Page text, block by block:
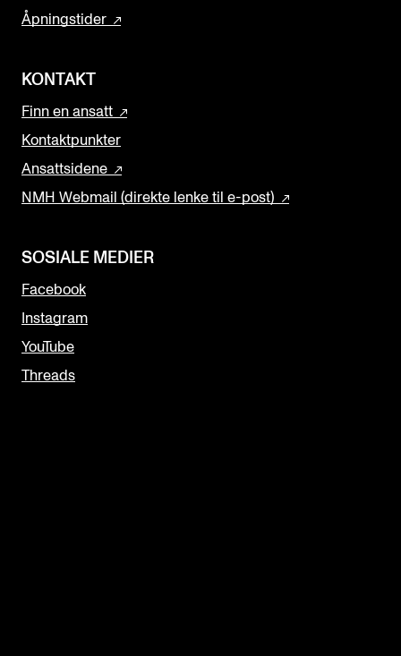
Åpningstider
KONTAKT
Finn en ansatt
Kontaktpunkter
Ansattsidene
NMH Webmail (direkte lenke til e-post)
SOSIALE MEDIER
Facebook
Instagram
YouTube
Threads